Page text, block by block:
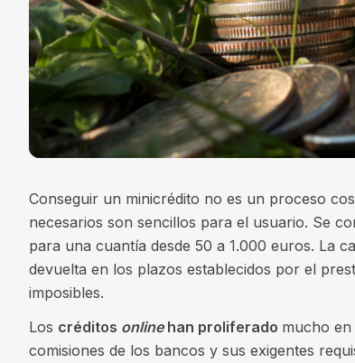
Conseguir un minicrédito no es un proceso
necesarios son sencillos para el usuario. Se
para una cuantía desde 50 a 1.000 euros. La
devuelta en los plazos establecidos por el
imposibles.
Los créditos onlinehan proliferado mucho
comisiones de los bancos y sus exigentes